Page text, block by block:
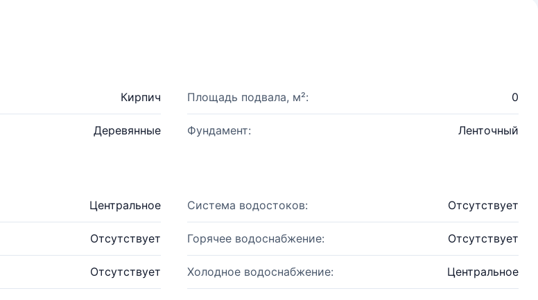
Кирпич Площадь подвала, м²: 0
Деревянные Фундамент: Ленточный
Центральное Система водостоков: Отсутствует
Отсутствует Горячее водоснабжение: Отсутствует
Отсутствует Холодное водоснабжение: Центральное